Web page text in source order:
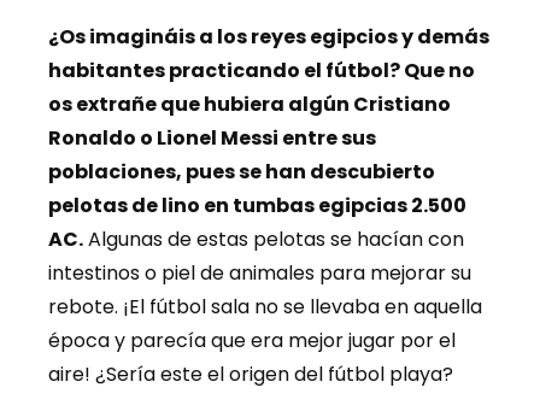
¿Os imagináis a los reyes egipcios y demás
habitantes practicando el fútbol? Que no
os extrañe que hubiera algún Cristiano
Ronaldo o Lionel Messi entre sus
poblaciones, pues se han descubierto
pelotas de lino en tumbas egipcias 2.500
AC.Algunas de estas pelotas se hacían con
intestinos o piel de animales para mejorar su
rebote. ¡El fútbol sala no se llevaba en aquella
época y parecía que era mejor jugar por el
aire! ¿Sería este el origen del fútbol playa?